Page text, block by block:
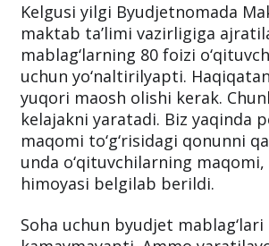
Kelgusi yilgi Byudjetnomada
maktab ta’limi vazirligiga
mablag‘larning 80 foizi
uchun yo‘naltirilyapti.
yuqori maosh olishi kerak.
kelajakni yaratadi. Biz yaqinda
maqomi to‘g‘risidagi qonunni
unda o‘qituvchilarning
himoyasi belgilab berildi.
Soha uchun byudjet mablag‘lari